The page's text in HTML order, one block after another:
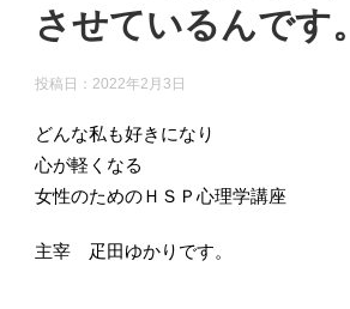
させているんです。
投稿日： 2022年2月3日
どんな私も好きになり
心が軽くなる
女性のためのＨＳＰ心理学講座
主宰 疋田ゆかりです。